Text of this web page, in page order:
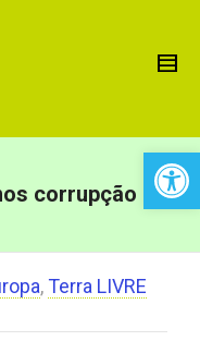
corrupção
, Terra LIVRE